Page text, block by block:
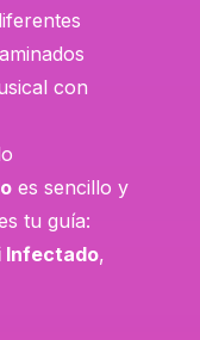
con
es sencillo y
tu guía:
Infectado,